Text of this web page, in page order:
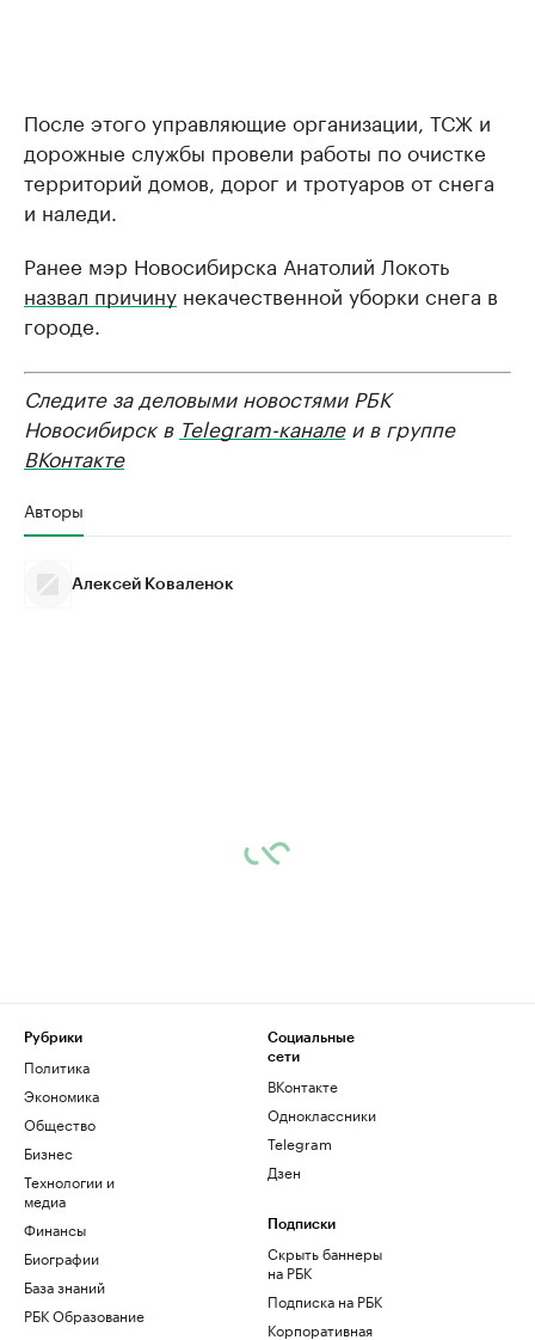
После этого управляющие организации, ТСЖ и
дорожные службы провели работы по очистке
территорий домов, дорог и тротуаров от снега
и наледи.
Ранее мэр Новосибирска Анатолий Локоть
назвал причину некачественной уборки снега в
городе.
Следите за деловыми новостями РБК
Новосибирск в Telegram-каналеи в группе
ВКонтакте
Авторы
Алексей Коваленок
Рубрики
Политика
Экономика
Общество
Бизнес
Технологии и
медиа
Финансы
Биографии
База знаний
РБК Образование
Социальные
сети
ВКонтакте
Одноклассники
Telegram
Дзен
Подписки
Скрыть баннеры
на РБК
Подписка на РБК
Корпоративная